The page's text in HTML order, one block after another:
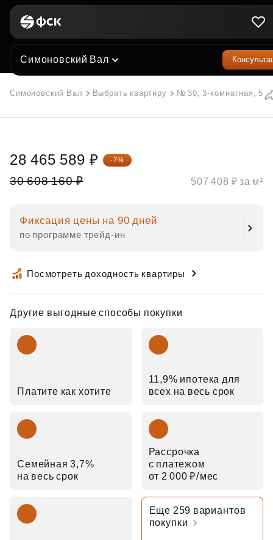
Симоновский Вал
Симоновский Вал Выбрать квартиру № 30, 3-комнатная,
30 608 160 ₽
28 465 589 ₽ -7%
Фиксация цены на 90 дней
по программе трейд‑ин
Посмотреть доходность квартиры
Другие выгодные способы покупки
Платите как хотите
11,9% ипотека для
всех на весь срок
Семейная 3,7%
на весь срок
Рассрочка
с платежом
от 2 000 ₽⁠/⁠мес
Еще 259 вариантов
покупки
507 408 ₽ за м²